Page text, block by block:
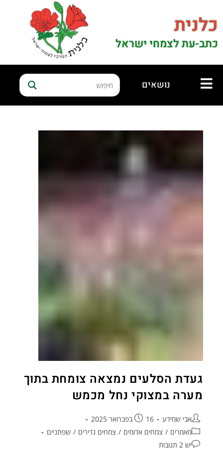
כלנית
כתב-עת לצמחי ישראל
נושאים
געדת הסלעים נמצאה צומחת בתוך
מערה במצוקי נחל מכמש
אבי שמידע
16 בפברואר 2025
מאמרים / צמחים אדומים / צמחים נדירים / שפתניים
יש 2 תגובות